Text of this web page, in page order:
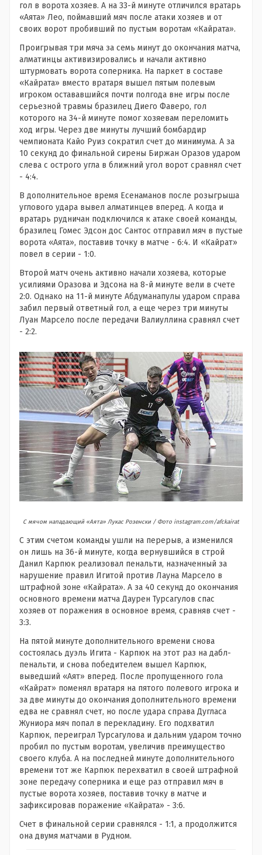
гол в ворота хозяев. А на 33-й минуте отличился вратарь
«Аята» Лео, поймавший мяч после атаки хозяев и от
своих ворот пробивший по пустым воротам «Кайрата».
Проигрывая три мяча за семь минут до окончания матча,
алматинцы активизировались и начали активно
штурмовать ворота соперника. На паркет в составе
«Кайрата» вместо вратаря вышел пятым полевым
игроком остававшийся почти полгода вне игры после
серьезной травмы бразилец Диего Фаверо, гол
которого на 34-й минуте помог хозяевам переломить
ход игры. Через две минуты лучший бомбардир
чемпионата Кайо Руиз сократил счет до минимума. А за
10 секунд до финальной сирены Биржан Оразов ударом
слева с острого угла в ближний угол ворот сравнял счет
- 4:4.
В дополнительное время Есенаманов после розыгрыша
углового удара вывел алматинцев вперед. А когда и
вратарь рудничан подключился к атаке своей команды,
бразилец Гомес Эдсон дос Сантос отправил мяч в пустые
ворота «Аята», поставив точку в матче - 6:4. И «Кайрат»
повел в серии - 1:0.
Второй матч очень активно начали хозяева, которые
усилиями Оразова и Эдсона на 8-й минуте вели в счете
2:0. Однако на 11-й минуте Абдуманапулы ударом справа
забил первый ответный гол, а еще через три минуты
Луан Марсело после передачи Валиуллина сравнял счет
- 2:2.
С мячом нападающий «Аята» Лукас Розенски / Фото instagram.com/afckairat
С этим счетом команды ушли на перерыв, а изменился
он лишь на 36-й минуте, когда вернувшийся в строй
Данил Карпюк реализовал пенальти, назначенный за
нарушение правил Игитой против Лауна Марсело в
штрафной зоне «Кайрата». А за 40 секунд до окончания
основного времени матча Даурен Турсагулов спас
хозяев от поражения в основное время, сравняв счет -
3:3.
На пятой минуте дополнительного времени снова
состоялась дуэль Игита - Карпюк на этот раз на дабл-
пенальти, и снова победителем вышел Карпюк,
выведший «Аят» вперед. После пропущенного гола
«Кайрат» поменял вратаря на пятого полевого игрока и
за две минуты до окончания дополнительного времени
едва не сравнял счет, но после удара справа Дугласа
Жуниора мяч попал в перекладину. Его подхватил
Карпюк, переиграл Турсагулова и дальним ударом точно
пробил по пустым воротам, увеличив преимущество
своего клуба. А на последней минуте дополнительного
времени тот же Карпюк перехватил в своей штрафной
зоне передачу соперника и еще раз отправил мяч в
пустые ворота хозяев, поставив точку в матче и
зафиксировав поражение «Кайрата» - 3:6.
Счет в финальной серии сравнялся - 1:1, а продолжится
она двумя матчами в Рудном.